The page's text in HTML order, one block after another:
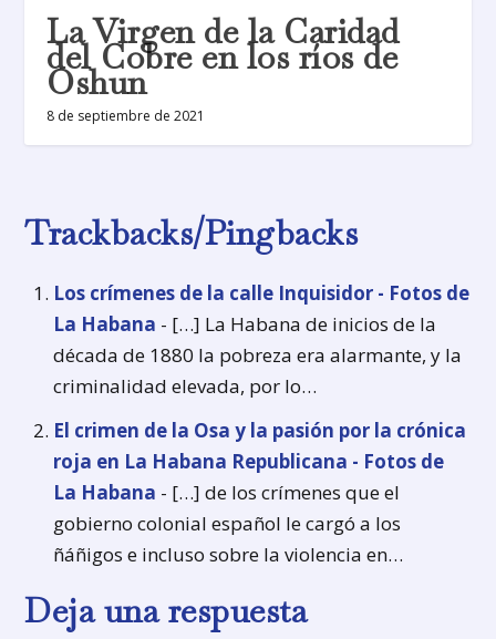
La Virgen de la Caridad
del Cobre en los ríos de
Oshun
8 de septiembre de 2021
Trackbacks/Pingbacks
Los crímenes de la calle Inquisidor - Fotos de
La Habana - […] La Habana de inicios de la
década de 1880 la pobreza era alarmante, y la
criminalidad elevada, por lo…
El crimen de la Osa y la pasión por la crónica
roja en La Habana Republicana - Fotos de
La Habana - […] de los crímenes que el
gobierno colonial español le cargó a los
ñáñigos e incluso sobre la violencia en…
Deja una respuesta